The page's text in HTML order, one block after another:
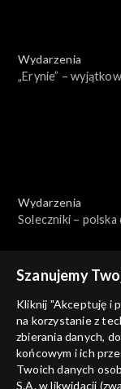
Wydarzenia
„Erynie” –
Wydarzenia
Soleczniki – polska
Wydarzenia
Muzeum Stanisława
Wyspiańskiego w
Szanujemy
Kliknij "Akceptuję i
na korzystanie z
zbierania danych,
końcowym i ich
Twoich danych
S.A. w likwidacji